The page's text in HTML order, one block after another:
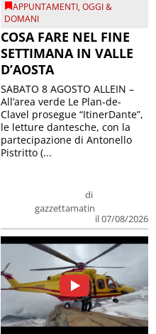
APPUNTAMENTI,OGGI &
DOMANI
COSA FARE NEL FINE
SETTIMANA IN VALLE
D’AOSTA
di
gazzettamatin
il 07/08/2026
SABATO 8 AGOSTO ALLEIN –
All’area verde Le Plan-de-
Clavel prosegue “ItinerDante”,
le letture dantesche, con la
partecipazione di Antonello
Pistritto (...